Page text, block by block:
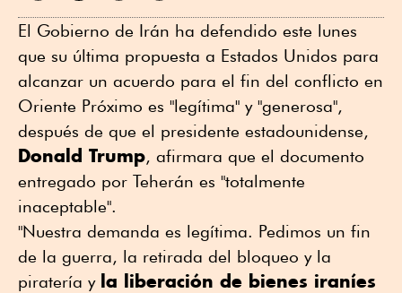
El Gobierno de Irán ha defendido este lunes
que su última propuesta a Estados Unidos para
alcanzar un acuerdo para el fin del conflicto en
Oriente Próximo es "legítima" y "generosa",
después de que el presidente estadounidense,
Donald Trump, afirmara que el documento
entregado por Teherán es "totalmente
inaceptable".
"Nuestra demanda es legítima. Pedimos un fin
de la guerra, la retirada del bloqueo y la
piratería y la liberación de bienes iraníes